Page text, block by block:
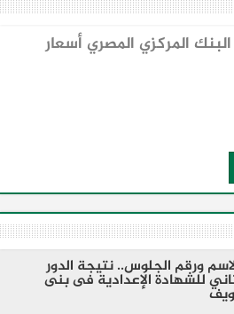
المركزي المصري أسعار
ورقم الجلوس.. نتيجة الدور
للشهادة الإعدادية فى بنى